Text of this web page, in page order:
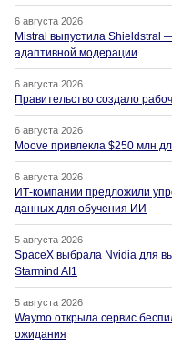
6 августа 2026
Mistral выпустила Shieldstral
адаптивной модерации
6 августа 2026
Правительство создало
6 августа 2026
Moove привлекла $250 млн
6 августа 2026
ИТ-компании предложили
данных для обучения ИИ
5 августа 2026
SpaceX выбрала Nvidia для
Starmind AI1
5 августа 2026
Waymo открыла сервис
ожидания